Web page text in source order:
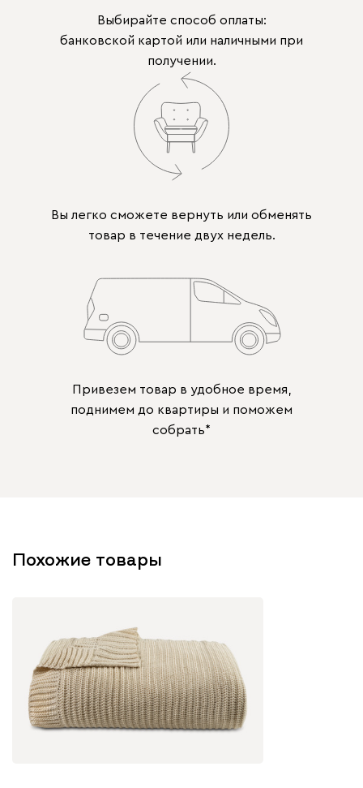
Выбирайте способ оплаты:
банковской картой или наличными при
получении.
Вы легко сможете вернуть или обменять
товар в течение двух недель.
Привезем товар в удобное время,
поднимем до квартиры и поможем
собрать*
Похожие товары